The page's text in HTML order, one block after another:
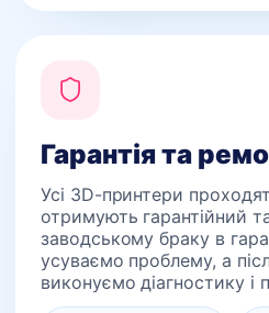
Гарантія та
Усі 3D-принтери
отримують гарантійний
заводському браку в
усуваємо проблему, а
виконуємо діагностику і